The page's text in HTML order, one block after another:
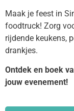
Maak je feest in
foodtruck! Zorg
rijdende keukens,
drankjes.
Ontdek en boek
jouw evenement!